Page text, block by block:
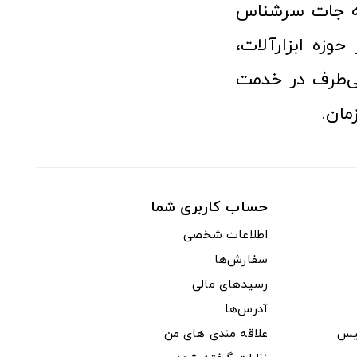
جات سرشناس
ابزارآلات،
در خدمت
حساب کاربری شما
اطلاعات شخصی
سفارش‌ها
رسیدهای مالی
آدرس‌ها
علاقه مندی های من